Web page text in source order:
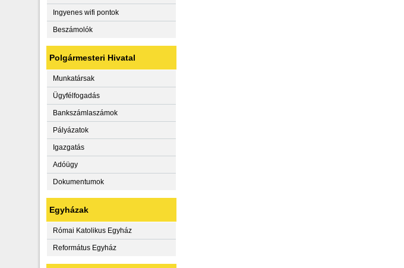
Ingyenes wifi pontok
Beszámolók
Polgármesteri Hivatal
Munkatársak
Ügyfélfogadás
Bankszámlaszámok
Pályázatok
Igazgatás
Adóügy
Dokumentumok
Egyházak
Római Katolikus Egyház
Református Egyház